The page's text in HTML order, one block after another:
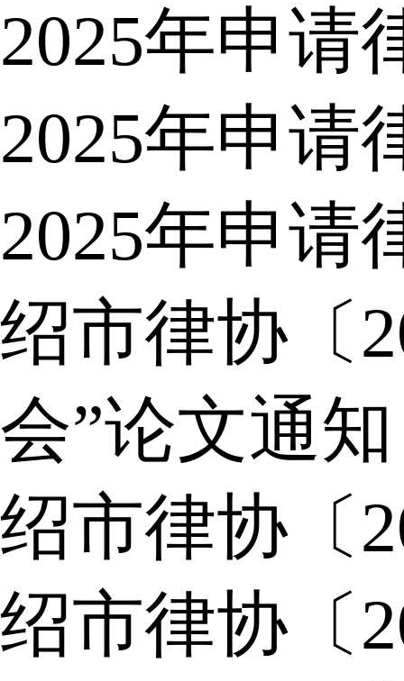
2025年申请
2025年申请
2025年申请
绍市律协〔
会”论文通知
绍市律协〔
绍市律协〔